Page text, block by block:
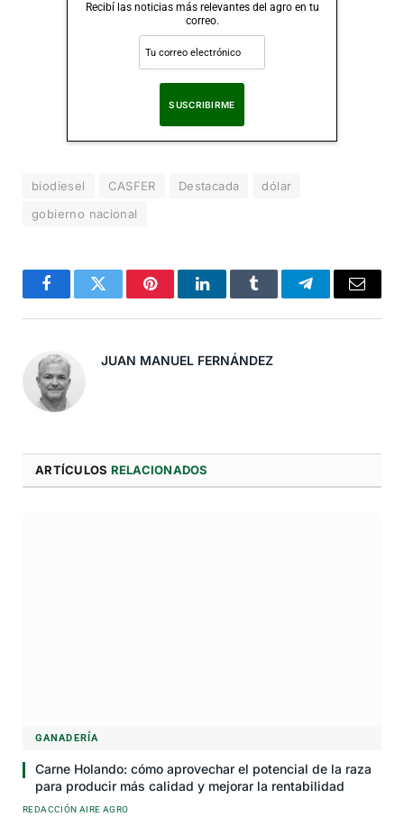
Recibí las noticias más relevantes del agro en tu
correo.
biodiesel CASFER Destacada
dólar
gobierno nacional
FacebookTwitter PinterestLinkedInTumblr TelegramCorreo
JUAN MANUEL FERNÁNDEZ
ARTÍCULOS RELACIONADOS
GANADERÍA
Carne Holando: cómo aprovechar el potencial de la raza
para producir más calidad y mejorar la rentabilidad
REDACCIÓN AIRE AGRO